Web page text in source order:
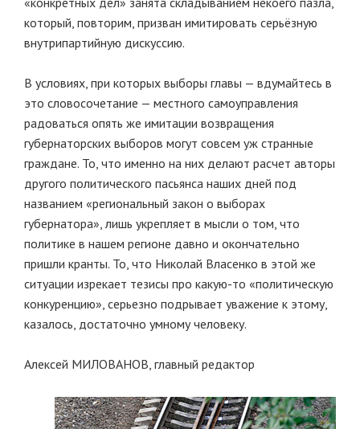
который, повторим, призван имитировать серьёзную
внутрипартийную дискуссию.
В условиях, при которых выборы главы — вдумайтесь в
это словосочетание — местного самоуправления
радоваться опять же имитации возвращения
губернаторских выборов могут совсем уж странные
граждане. То, что именно на них делают расчет авторы
другого политического пасьянса наших дней под
названием «региональный закон о выборах
губернатора», лишь укрепляет в мысли о том, что
политике в нашем регионе давно и окончательно
пришли кранты. То, что Николай Власенко в этой же
ситуации изрекает тезисы про какую-то «политическую
конкуренцию», серьезно подрывает уважение к этому,
казалось, достаточно умному человеку.
Алексей МИЛОВАНОВ, главный редактор